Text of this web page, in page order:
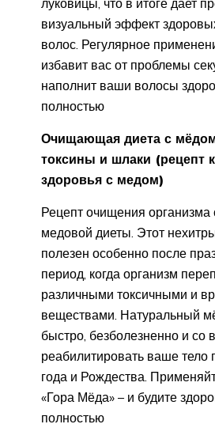
визуальный эффект
волос. Регулярное
избавит вас от проблемы
наполнит ваши волосы
полностью
Очищающая диета с
токсины и шлаки (рецепт
здоровья с медом)
Рецепт очищения
медовой диеты. Этот
полезен особенно после
период, когда организм
различными токсичными и
веществами. Натуральный
быстро, безболезненно и со
реабилитировать ваше тело
года и Рождества.
«Гора Мёда» – и будите
полностью